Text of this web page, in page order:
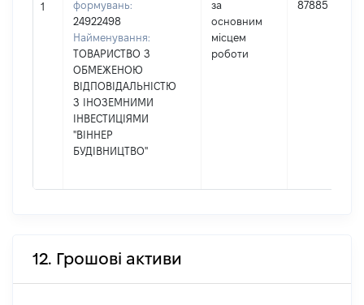
1
формувань:
24922498
Найменування:
ТОВАРИСТВО З
ОБМЕЖЕНОЮ
ВІДПОВІДАЛЬНІСТЮ
З ІНОЗЕМНИМИ
ІНВЕСТИЦІЯМИ
"ВІННЕР
БУДІВНИЦТВО"
за
основним
місцем
роботи
87885
12. Грошові активи